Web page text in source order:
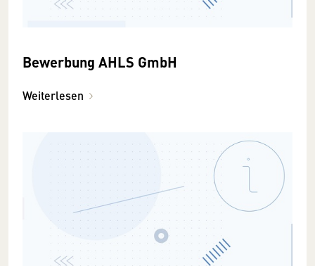
Bewerbung AHLS GmbH
Weiterlesen